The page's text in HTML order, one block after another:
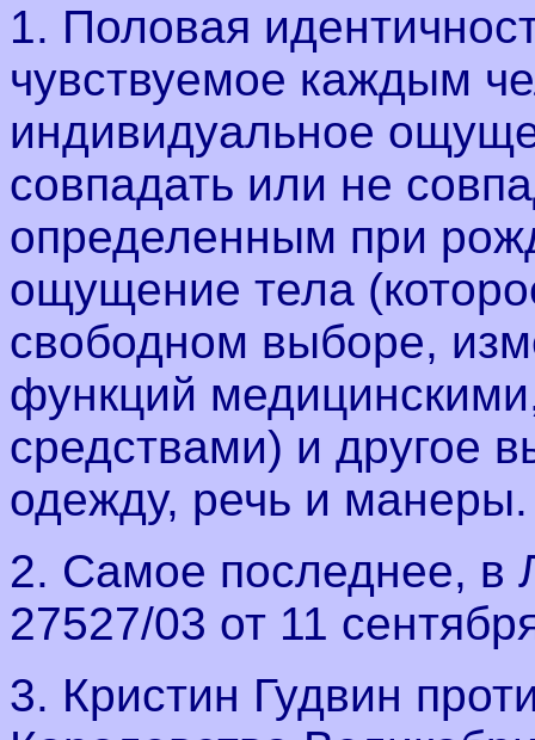
1. Половая
чувствуемое каждым
индивидуальное
совпадать или не
определенным при
ощущение тела
свободном выборе,
функций
средствами) и другое
одежду, речь и манеры.
2. Самое последнее, в
27527/03 от 11
3. Кристин Гудвин